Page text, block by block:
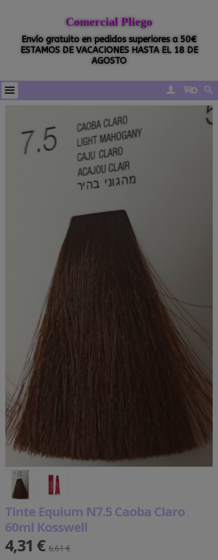
Comercial Pliego
Envío gratuito en pedidos superiores a 50€
ESTAMOS DE VACACIONES HASTA EL 18 DE
AGOSTO
0
Tinte Equium N7.5 Caoba Claro
60ml Kosswell
4,31 € 6,61 €